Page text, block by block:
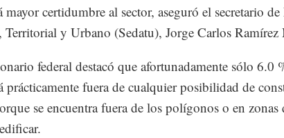
mayor certidumbre al sector, aseguró el secretario
y Urbano (Sedatu), Jorge Carlos Ramírez
federal destacó que afortunadamente sólo 6.0
prácticamente fuera de cualquier posibilidad de
se encuentra fuera de los polígonos o en zonas